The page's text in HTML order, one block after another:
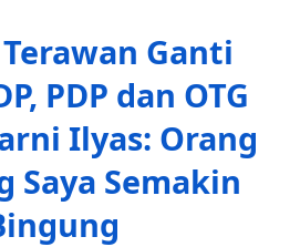
Ganti
PDP dan OTG
Ilyas: Orang
Saya Semakin